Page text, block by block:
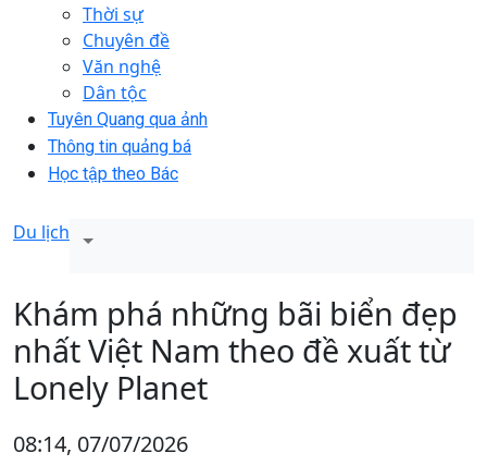
Thời sự
Chuyên đề
Văn nghệ
Dân tộc
Tuyên Quang qua ảnh
Thông tin quảng bá
Học tập theo Bác
Du lịch
Khám phá những bãi biển đẹp
nhất Việt Nam theo đề xuất từ
Lonely Planet
08:14, 07/07/2026